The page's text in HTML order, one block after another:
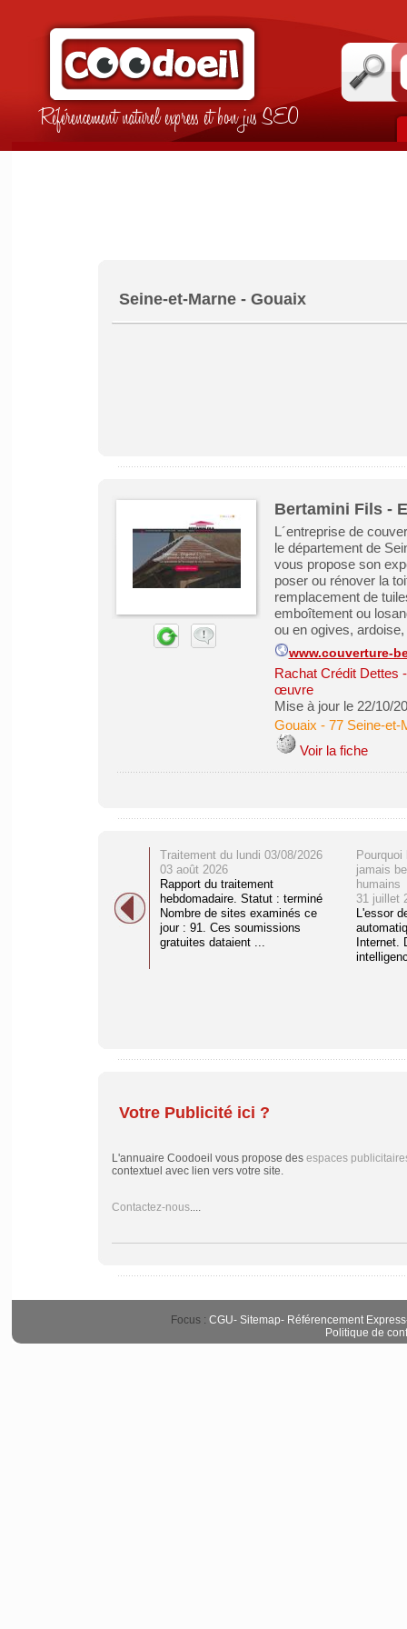
Référencement naturel express et bon jus SEO
Seine-et-Marne - Gouaix
Bertamini Fils -
L´entreprise de
le département de
vous propose son
poser ou rénover la
remplacement de
emboîtement ou
ou en ogives,
www.couverture-
Rachat Crédit Dettes
œuvre
Mise à jour le 22/10/
Gouaix - 77 Seine-et-
Voir la fiche
Traitement du lundi 03/08/2026
03 août 2026
Rapport du traitement
hebdomadaire. Statut : terminé
Nombre de sites examinés ce
jour : 91. Ces soumissions
gratuites dataient ...
jamais
humains
31 juillet
L'essor
Internet.
Votre Publicité ici ?
L'annuaire Coodoeil vous propose des espaces
contextuel avec lien vers votre site.
Contactez-nous....
Focus : CGU- Sitemap- Référencement Express
Politique de